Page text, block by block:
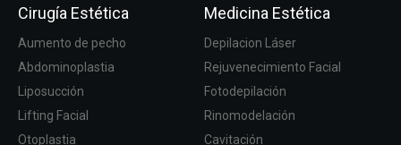
Cirugía Estética
Aumento de pecho
Abdominoplastia
Liposucción
Lifting Facial
Otoplastia
Medicina Estética
Depilacion Láser
Rejuvenecimiento Facial
Fotodepilación
Rinomodelación
Cavitación